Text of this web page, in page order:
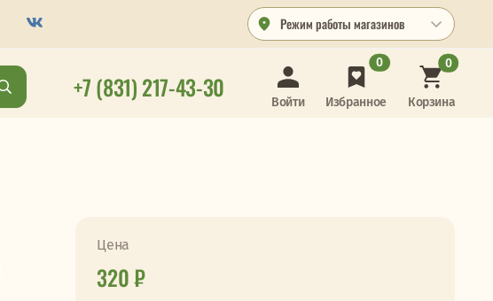
Режим работы магазинов
+7 (831) 217-43-30 Войти Избранное
0
Корзина
0
Цена
320 ₽